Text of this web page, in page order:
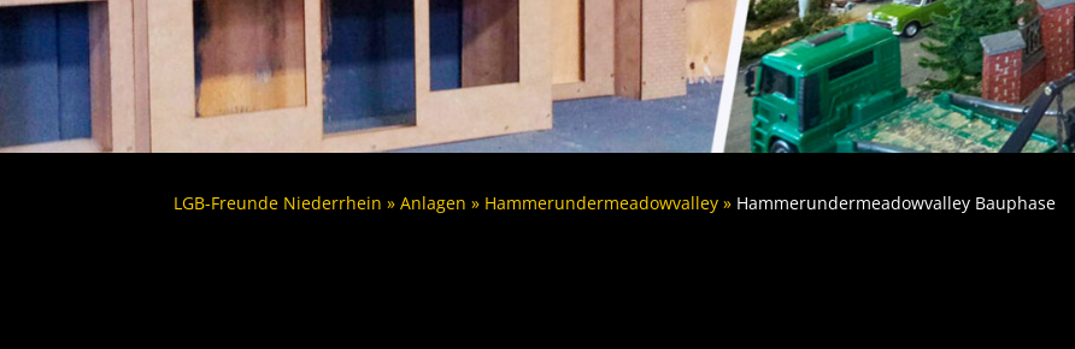
LGB-Freunde Niederrhein » Anlagen » Hammerundermeadowvalley » Hammerundermeadowvalley Bauphase